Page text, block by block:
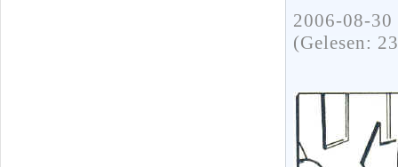
2006-08-
(Gelesen: